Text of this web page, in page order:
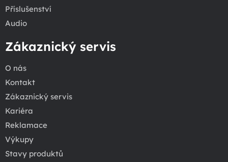
Příslušenství
Audio
Zákaznický servis
O nás
Kontakt
Zákaznický servis
Kariéra
Reklamace
Výkupy
Stavy produktů